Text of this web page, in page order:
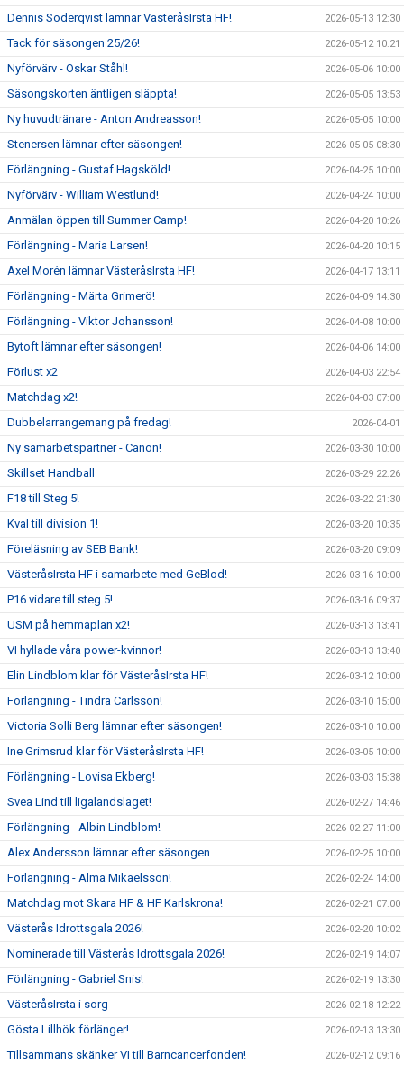
Dennis Söderqvist lämnar VästeråsIrsta HF! 2026-05-13 12:30
Tack för säsongen 25/26! 2026-05-12 10:21
Nyförvärv - Oskar Ståhl! 2026-05-06 10:00
Säsongskorten äntligen släppta! 2026-05-05 13:53
Ny huvudtränare - Anton Andreasson! 2026-05-05 10:00
Stenersen lämnar efter säsongen! 2026-05-05 08:30
Förlängning - Gustaf Hagsköld! 2026-04-25 10:00
Nyförvärv - William Westlund! 2026-04-24 10:00
Anmälan öppen till Summer Camp! 2026-04-20 10:26
Förlängning - Maria Larsen! 2026-04-20 10:15
Axel Morén lämnar VästeråsIrsta HF! 2026-04-17 13:11
Förlängning - Märta Grimerö! 2026-04-09 14:30
Förlängning - Viktor Johansson! 2026-04-08 10:00
Bytoft lämnar efter säsongen! 2026-04-06 14:00
Förlust x2 2026-04-03 22:54
Matchdag x2! 2026-04-03 07:00
Dubbelarrangemang på fredag! 2026-04-01
Ny samarbetspartner - Canon! 2026-03-30 10:00
Skillset Handball 2026-03-29 22:26
F18 till Steg 5! 2026-03-22 21:30
Kval till division 1! 2026-03-20 10:35
Föreläsning av SEB Bank! 2026-03-20 09:09
VästeråsIrsta HF i samarbete med GeBlod! 2026-03-16 10:00
P16 vidare till steg 5! 2026-03-16 09:37
USM på hemmaplan x2! 2026-03-13 13:41
VI hyllade våra power-kvinnor! 2026-03-13 13:40
Elin Lindblom klar för VästeråsIrsta HF! 2026-03-12 10:00
Förlängning - Tindra Carlsson! 2026-03-10 15:00
Victoria Solli Berg lämnar efter säsongen! 2026-03-10 10:00
Ine Grimsrud klar för VästeråsIrsta HF! 2026-03-05 10:00
Förlängning - Lovisa Ekberg! 2026-03-03 15:38
Svea Lind till ligalandslaget! 2026-02-27 14:46
Förlängning - Albin Lindblom! 2026-02-27 11:00
Alex Andersson lämnar efter säsongen 2026-02-25 10:00
Förlängning - Alma Mikaelsson! 2026-02-24 14:00
Matchdag mot Skara HF & HF Karlskrona! 2026-02-21 07:00
Västerås Idrottsgala 2026! 2026-02-20 10:02
Nominerade till Västerås Idrottsgala 2026! 2026-02-19 14:07
Förlängning - Gabriel Snis! 2026-02-19 13:30
VästeråsIrsta i sorg 2026-02-18 12:22
Gösta Lillhök förlänger! 2026-02-13 13:30
Tillsammans skänker VI till Barncancerfonden! 2026-02-12 09:16